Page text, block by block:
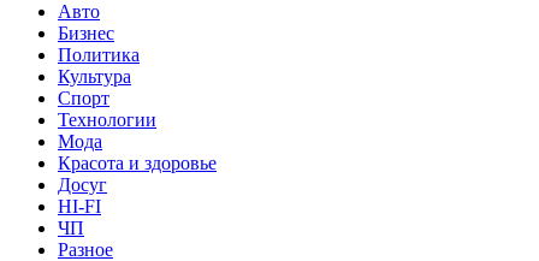
Авто
Бизнес
Политика
Культура
Спорт
Технологии
Мода
Красота и здоровье
Досуг
HI-FI
ЧП
Разное